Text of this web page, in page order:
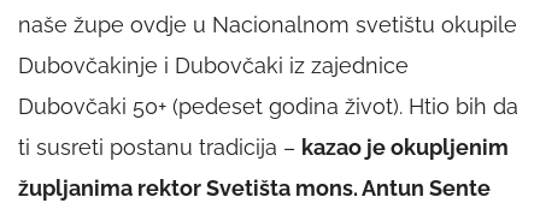
naše župe ovdje u Nacionalnom svetištu okupile
Dubovčakinje i Dubovčaki iz zajednice
Dubovčaki 50+ (pedeset godina život). Htio bih da
ti susreti postanu tradicija – kazao je okupljenim
župljanima rektor Svetišta mons. Antun Sente